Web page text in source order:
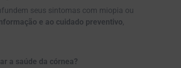
seus sintomas com miopia ou
e ao cuidado preventivo,
a saúde da córnea?